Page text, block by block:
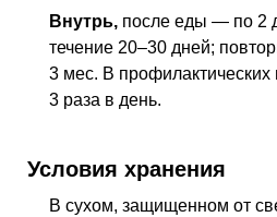
Внутрь, после еды — по 2
течение 20–30 дней;
3 мес. В
3 раза в день.
Условия хранения
В сухом, защищенном от